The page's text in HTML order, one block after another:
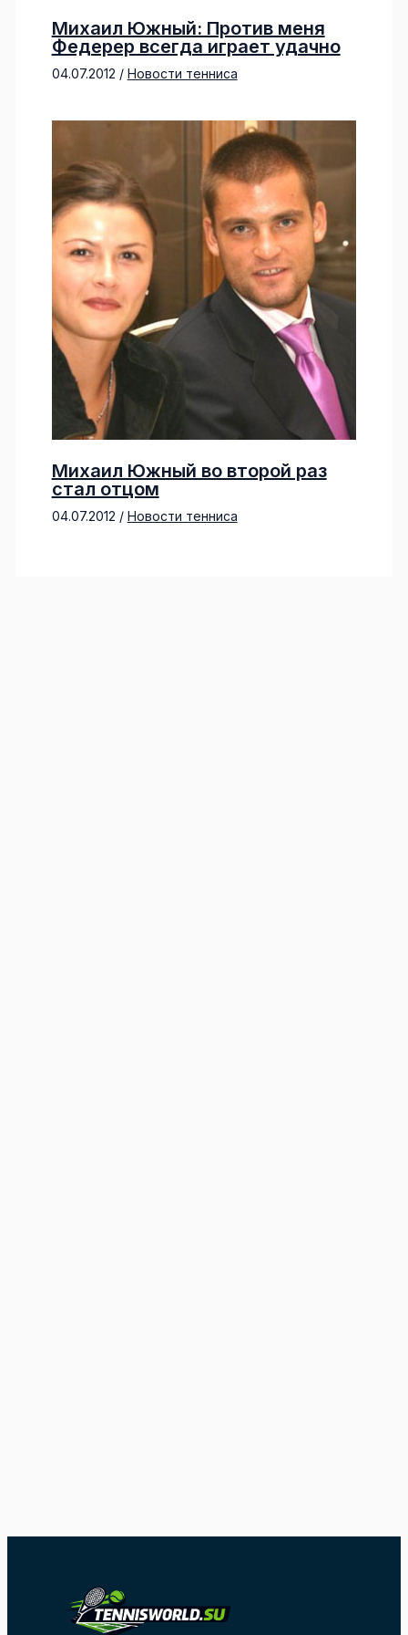
Михаил Южный: Против меня
Федерер всегда играет удачно
04.07.2012 / Новости тенниса
Михаил Южный во второй раз
стал отцом
04.07.2012 / Новости тенниса